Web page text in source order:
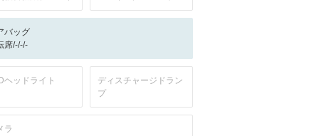
バッグ
席/-/-/-
ヘッドライト
ディスチャージドラン
プ
ラ